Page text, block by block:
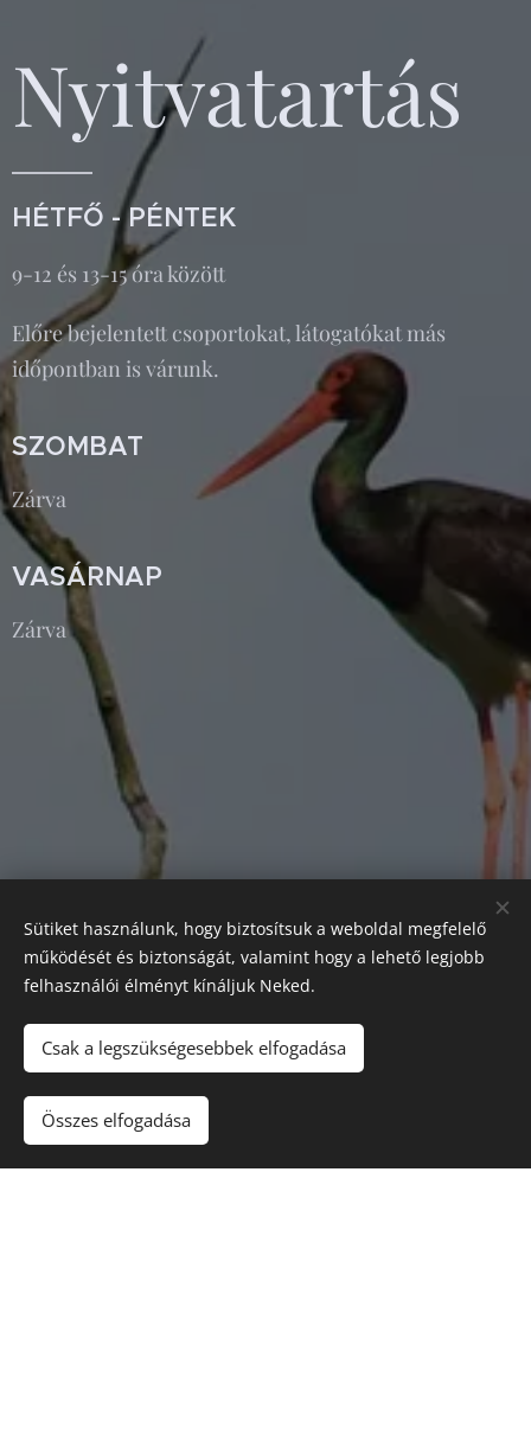
Nyitvatartás
HÉTFŐ - PÉNTEK
9-12 és 13-15 óra között
Előre bejelentett csoportokat, látogatókat más
időpontban is várunk.
SZOMBAT
Zárva
VASÁRNAP
Zárva
Sütiket használunk, hogy biztosítsuk a weboldal megfelelő
működését és biztonságát, valamint hogy a lehető legjobb
felhasználói élményt kínáljuk Neked.
Csak a legszükségesebbek elfogadása
Összes elfogadása